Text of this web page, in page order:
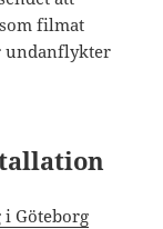
filmat
undanflykter
Göteborg